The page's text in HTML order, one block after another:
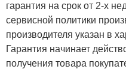
гарантия на срок от 2-х
сервисной политики
производителя указан в
Гарантия начинает
получения товара